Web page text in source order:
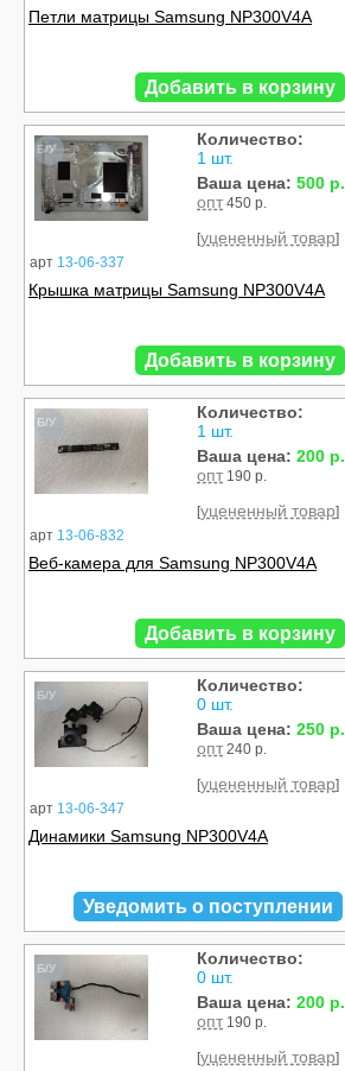
Петли матрицы Samsung NP300V4A
Добавить в корзину
Б/У
арт 13-06-337
Количество:
1 шт.
Ваша цена: 500 р.
опт 450 р.
[уцененный товар]
Крышка матрицы Samsung NP300V4A
Добавить в корзину
Б/У
арт 13-06-832
Количество:
1 шт.
Ваша цена: 200 р.
опт 190 р.
[уцененный товар]
Веб-камера для Samsung NP300V4A
Добавить в корзину
Б/У
арт 13-06-347
Количество:
0 шт.
Ваша цена: 250 р.
опт 240 р.
[уцененный товар]
Динамики Samsung NP300V4A
Уведомить о поступлении
Б/У
Количество:
0 шт.
Ваша цена: 200 р.
опт 190 р.
[уцененный товар]